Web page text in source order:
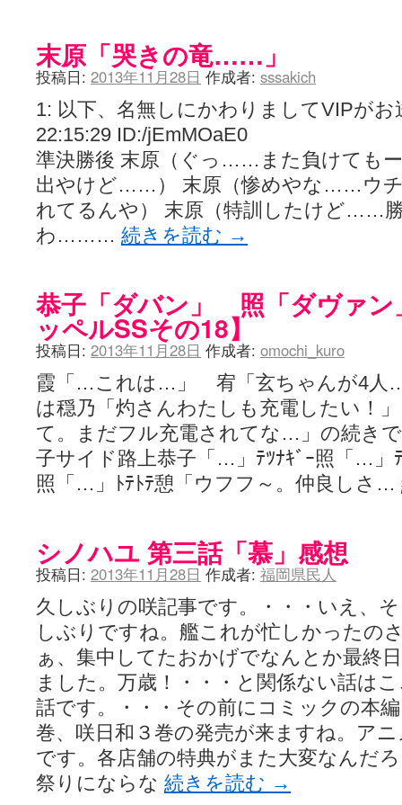
末原「哭きの竜……」
投稿日: 2013年11月28日 作成者: sssakich
1: 以下、名無しにかわりましてVIPがお
22:15:29 ID:/jEmMOaE0
準決勝後 末原（ぐっ……また負けても
出やけど……） 末原（惨めやな……ウチ
れてるんや） 末原（特訓したけど……
わ……… 続きを読む →
恭子「ダバン」 照「ダヴァ
ッペルSSその18】
投稿日: 2013年11月28日 作成者: omochi_kuro
霞「…これは…」 宥「玄ちゃんが4人
は穏乃「灼さんわたしも充電したい！
て。まだフル充電されてな…」の続き
子サイド路上恭子「…」ﾃﾂﾅｷﾞｰ照「…」
照「…」ﾄﾃﾄﾃ憩「ウフフ～。仲良しさ…
シノハユ 第三話「慕」感想
投稿日: 2013年11月28日 作成者: 福岡県民人
久しぶりの咲記事です。・・・いえ、
しぶりですね。艦これが忙しかったの
ぁ、集中してたおかげでなんとか最終
ました。万歳！・・・と関係ない話は
話です。・・・その前にコミックの本
巻、咲日和３巻の発売が来ますね。ア
です。各店舗の特典がまた大変なんだ
祭りにならな 続きを読む →